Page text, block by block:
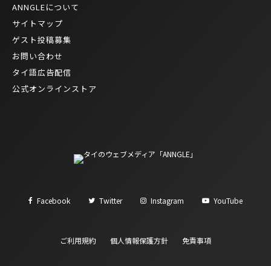
ANNGLEについて
サイトマップ
ゲスト投稿募集
お問い合わせ
タイ語広告配信
公式オンラインストア
Facebook Twitter Instagram YouTube
ご利用規約 個人情報保護方針 免責事項